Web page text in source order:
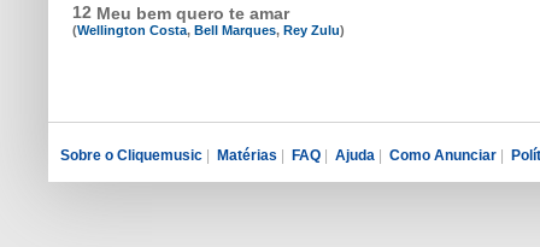
12 Meu bem quero te amar
(Wellington Costa, Bell Marques, Rey Zulu)
Sobre o Cliquemusic Matérias FAQ Ajuda Como Anunciar